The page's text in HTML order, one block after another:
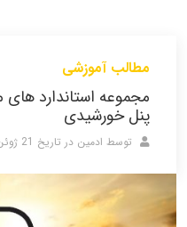
مطالب آموزشی
مجموعه استاندارد
پنل خورشیدی
توسط ادمین در تاریخ 21 ژوئن 2016